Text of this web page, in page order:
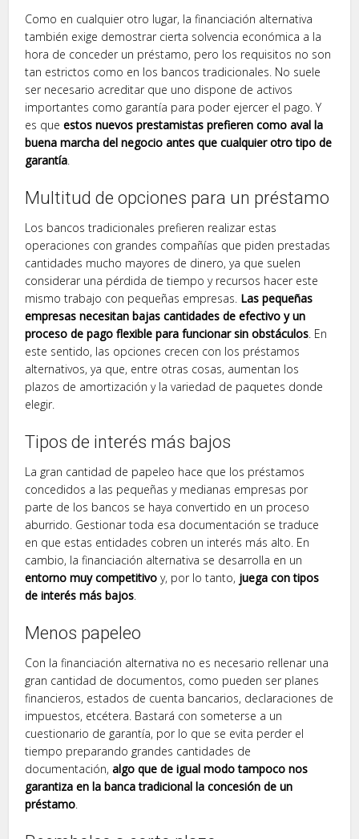
Como en cualquier otro lugar, la financiación alternativa
también exige demostrar cierta solvencia económica a la
hora de conceder un préstamo, pero los requisitos no son
tan estrictos como en los bancos tradicionales. No suele
ser necesario acreditar que uno dispone de activos
importantes como garantía para poder ejercer el pago. Y
es queestos nuevos prestamistas prefieren como aval la
buena marcha del negocio antes que cualquier otro tipo de
garantía.
Multitud de opciones para un préstamo
Los bancos tradicionales prefieren realizar estas
operaciones con grandes compañías que piden prestadas
cantidades mucho mayores de dinero, ya que suelen
considerar una pérdida de tiempo y recursos hacer este
mismo trabajo con pequeñas empresas. Las pequeñas
empresas necesitan bajas cantidades de efectivo y un
proceso de pago flexible para funcionar sin obstáculos. En
este sentido, las opciones crecen con los préstamos
alternativos, ya que, entre otras cosas, aumentan los
plazos de amortización y la variedad de paquetes donde
elegir.
Tipos de interés más bajos
La gran cantidad de papeleo hace que los préstamos
concedidos a las pequeñas y medianas empresas por
parte de los bancos se haya convertido en un proceso
aburrido. Gestionar toda esa documentación se traduce
en que estas entidades cobren un interés más alto. En
cambio, la financiación alternativa se desarrolla en un
entorno muy competitivo y, por lo tanto, juega con tipos
de interés más bajos.
Menos papeleo
Con la financiación alternativa no es necesario rellenar una
gran cantidad de documentos, como pueden ser planes
financieros, estados de cuenta bancarios, declaraciones de
impuestos, etcétera. Bastará con someterse a un
cuestionario de garantía, por lo que se evita perder el
tiempo preparando grandes cantidades de
documentación,algo que de igual modo tampoco nos
garantiza en la banca tradicional la concesión de un
préstamo.